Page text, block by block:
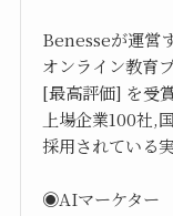
Benesseが運営
オンライン教育
[最高評価] を受
上場企業100社,
採用されている
◉AIマーケター